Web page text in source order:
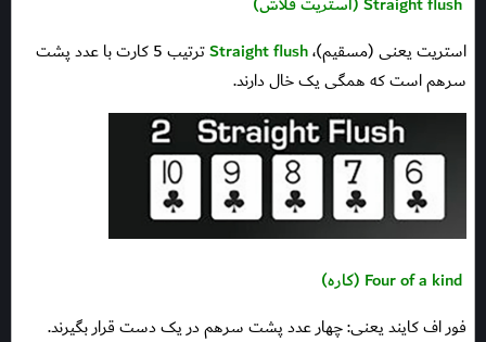
استریت یعنی (مسقیم)،Straight flush
ترتیب 5 کارت با عدد پشت
سرهم است که همگی یک خال دارند.
فور اف کایند یعنی: چهار عدد پشت سرهم در یک دست قرار بگیرند.